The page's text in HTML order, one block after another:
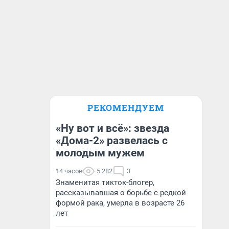
РЕКОМЕНДУЕМ
«Ну вот и всё»: звезда
«Дома-2» развелась с
молодым мужем
14 часов 5 282 3
Знаменитая тикток-блогер,
рассказывавшая о борьбе с редкой
формой рака, умерла в возрасте 26
лет